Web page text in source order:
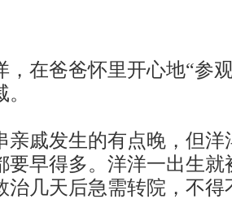
，在爸爸怀里开心地“参
亲戚发生的有点晚，但
要早得多。洋洋一出生
治几天后急需转院，不得